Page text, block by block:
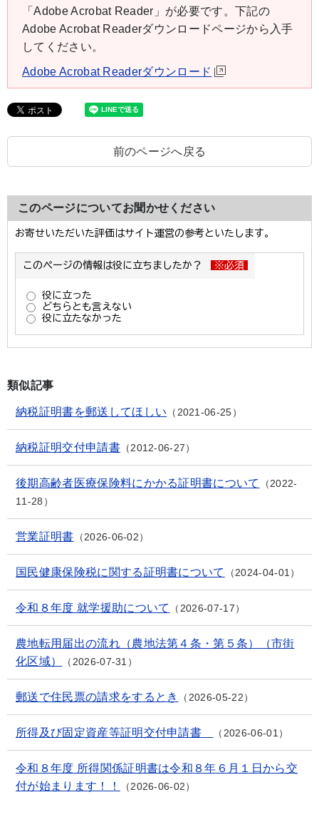
「Adobe Acrobat Reader」が必要です。下記の
Adobe Acrobat Readerダウンロードページから入手
してください。
Adobe Acrobat Readerダウンロード
前のページへ戻る
このページについてお聞かせください
類似記事
納税証明書を郵送してほしい 2021-06-25
納税証明交付申請書 2012-06-27
後期高齢者医療保険料にかかる証明書について
2022-
11-28
営業証明書 2026-06-02
国民健康保険税に関する証明書について 2024-04-01
令和８年度 就学援助について 2026-07-17
農地転用届出の流れ（農地法第４条・第５条）（市街
化区域）
2026-07-31
郵送で住民票の請求をするとき 2026-05-22
所得及び固定資産等証明交付申請書 2026-06-01
令和８年度 所得関係証明書は令和８年６月１日から交
付が始まります！！
2026-06-02